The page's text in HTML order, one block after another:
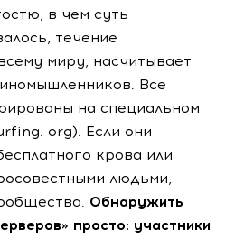
в чем суть
течение
миру, насчитывает
Все
на специальном
org). Если они
крова или
людьми,
Обнаружить
просто: участники